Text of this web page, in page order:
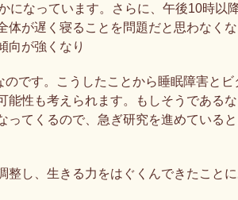
になっています。さらに、午後10時以
が遅く寝ることを問題だと思わなく
向が強くなり
です。こうしたことから睡眠障害と
性も考えられます。もしそうであるな
ってくるので、急ぎ研究を進めている
し、生きる力をはぐくんできたこと